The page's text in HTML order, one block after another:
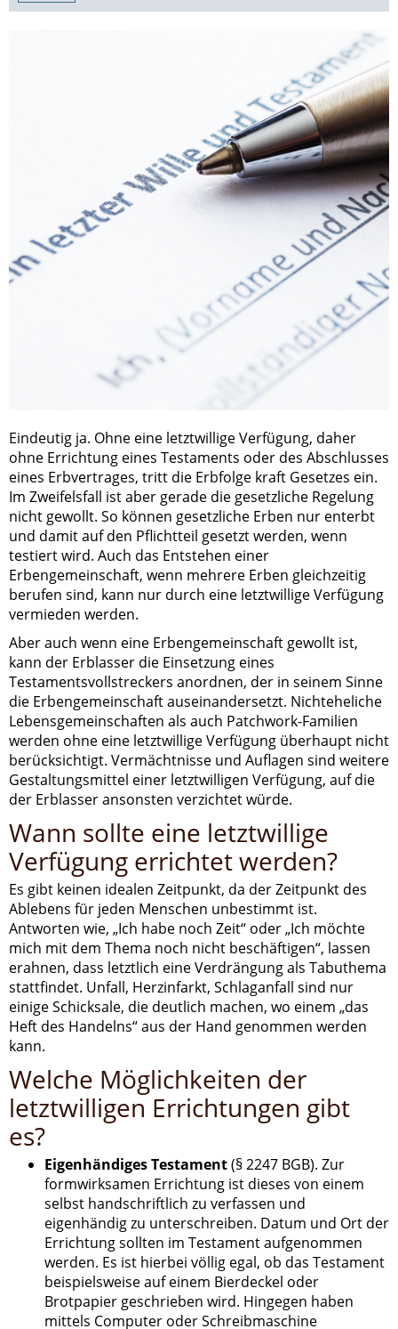
Eindeutig ja. Ohne eine letztwillige Verfügung, daher
ohne Errichtung eines Testaments oder des Abschlusses
eines Erbvertrages, tritt die Erbfolge kraft Gesetzes ein.
Im Zweifelsfall ist aber gerade die gesetzliche Regelung
nicht gewollt. So können gesetzliche Erben nur enterbt
und damit auf den Pflichtteil gesetzt werden, wenn
testiert wird. Auch das Entstehen einer
Erbengemeinschaft, wenn mehrere Erben gleichzeitig
berufen sind, kann nur durch eine letztwillige Verfügung
vermieden werden.
Aber auch wenn eine Erbengemeinschaft gewollt ist,
kann der Erblasser die Einsetzung eines
Testamentsvollstreckers anordnen, der in seinem Sinne
die Erbengemeinschaft auseinandersetzt. Nichteheliche
Lebensgemeinschaften als auch Patchwork-Familien
werden ohne eine letztwillige Verfügung überhaupt nicht
berücksichtigt. Vermächtnisse und Auflagen sind weitere
Gestaltungsmittel einer letztwilligen Verfügung, auf die
der Erblasser ansonsten verzichtet würde.
Wann sollte eine letztwillige
Verfügung errichtet werden?
Es gibt keinen idealen Zeitpunkt, da der Zeitpunkt des
Ablebens für jeden Menschen unbestimmt ist.
Antworten wie, „Ich habe noch Zeit“ oder „Ich möchte
mich mit dem Thema noch nicht beschäftigen“, lassen
erahnen, dass letztlich eine Verdrängung als Tabuthema
stattfindet. Unfall, Herzinfarkt, Schlaganfall sind nur
einige Schicksale, die deutlich machen, wo einem „das
Heft des Handelns“ aus der Hand genommen werden
kann.
Welche Möglichkeiten der
letztwilligen Errichtungen gibt
es?
Eigenhändiges Testament(§ 2247 BGB). Zur
formwirksamen Errichtung ist dieses von einem
selbst handschriftlich zu verfassen und
eigenhändig zu unterschreiben. Datum und Ort der
Errichtung sollten im Testament aufgenommen
werden. Es ist hierbei völlig egal, ob das Testament
beispielsweise auf einem Bierdeckel oder
Brotpapier geschrieben wird. Hingegen haben
mittels Computer oder Schreibmaschine